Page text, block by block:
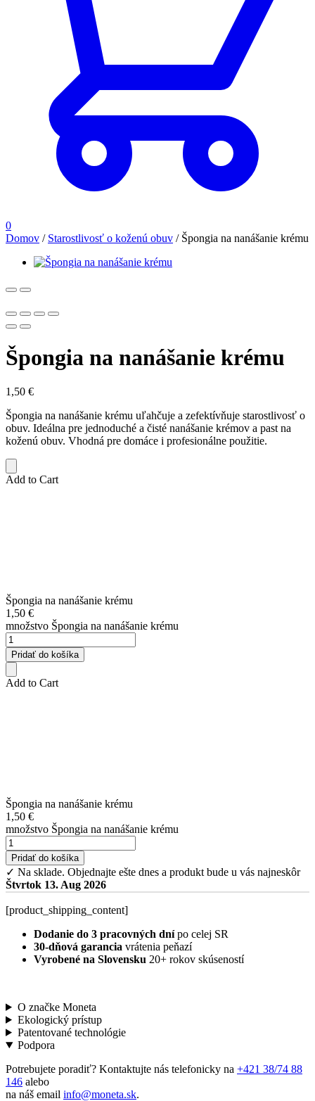
0
Domov / Starostlivosť o koženú obuv / Špongia na nanášanie krému
Špongia na nanášanie krému
1,50 €
Špongia na nanášanie krému uľahčuje a zefektívňuje starostlivosť o
obuv. Ideálna pre jednoduché a čisté nanášanie krémov a past na
koženú obuv. Vhodná pre domáce i profesionálne použitie.
Add to Cart
Špongia na nanášanie krému
1,50 €
množstvo Špongia na nanášanie krému
Pridať do košíka
Add to Cart
Špongia na nanášanie krému
1,50 €
množstvo Špongia na nanášanie krému
Pridať do košíka
✓ Na sklade. Objednajte ešte dnes a produkt bude u vás najneskôr
Štvrtok 13. Aug 2026
[product_shipping_content]
Dodanie do 3 pracovných dnípo celej SR
30-dňová garancia vrátenia peňazí
Vyrobené na Slovensku 20+ rokov skúseností
O značke Moneta
Ekologický prístup
Patentované technológie
Podpora
Potrebujete poradiť? Kontaktujte nás telefonicky na +421 38/74 88
146 alebo
na náš email info@moneta.sk.